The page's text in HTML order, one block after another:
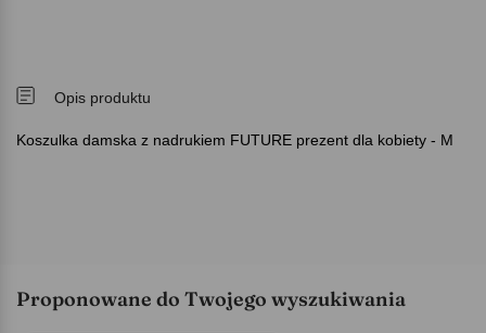
Opis produktu
Koszulka damska z nadrukiem FUTURE prezent dla kobiety - M
Proponowane do Twojego wyszukiwania